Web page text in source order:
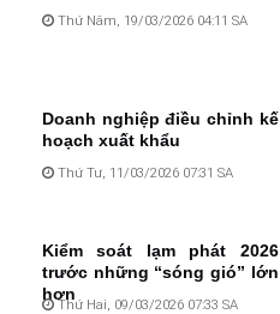
Thứ Năm, 19/03/2026 04:11 SA
Doanh nghiệp điều chỉnh kế
hoạch xuất khẩu
Thứ Tư, 11/03/2026 07:31 SA
Kiểm soát lạm phát 2026
trước những “sóng gió” lớn
hơn
Thứ Hai, 09/03/2026 07:33 SA